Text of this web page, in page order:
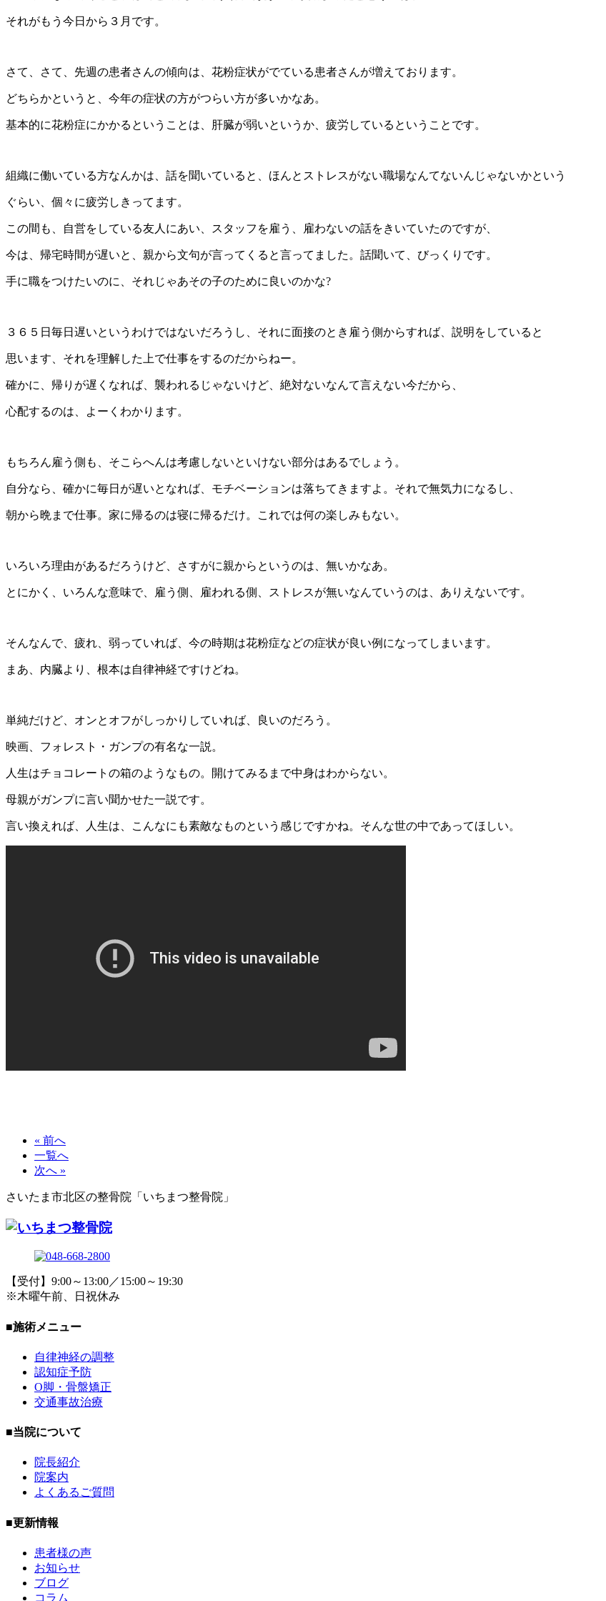
それがもう今日から３月です。
さて、さて、先週の患者さんの傾向は、花粉症状がでている患者さんが増えております。
どちらかというと、今年の症状の方がつらい方が多いかなあ。
基本的に花粉症にかかるということは、肝臓が弱いというか、疲労しているということです。
組織に働いている方なんかは、話を聞いていると、ほんとストレスがない職場なんてないんじゃないかという
ぐらい、個々に疲労しきってます。
この間も、自営をしている友人にあい、スタッフを雇う、雇わないの話をきいていたのですが、
今は、帰宅時間が遅いと、親から文句が言ってくると言ってました。話聞いて、びっくりです。
手に職をつけたいのに、それじゃあその子のために良いのかな?
３６５日毎日遅いというわけではないだろうし、それに面接のとき雇う側からすれば、説明をしていると
思います、それを理解した上で仕事をするのだからねー。
確かに、帰りが遅くなれば、襲われるじゃないけど、絶対ないなんて言えない今だから、
心配するのは、よーくわかります。
もちろん雇う側も、そこらへんは考慮しないといけない部分はあるでしょう。
自分なら、確かに毎日が遅いとなれば、モチベーションは落ちてきますよ。それで無気力になるし、
朝から晩まで仕事。家に帰るのは寝に帰るだけ。これでは何の楽しみもない。
いろいろ理由があるだろうけど、さすがに親からというのは、無いかなあ。
とにかく、いろんな意味で、雇う側、雇われる側、ストレスが無いなんていうのは、ありえないです。
そんなんで、疲れ、弱っていれば、今の時期は花粉症などの症状が良い例になってしまいます。
まあ、内臓より、根本は自律神経ですけどね。
単純だけど、オンとオフがしっかりしていれば、良いのだろう。
映画、フォレスト・ガンプの有名な一説。
人生はチョコレートの箱のようなもの。開けてみるまで中身はわからない。
母親がガンプに言い聞かせた一説です。
言い換えれば、人生は、こんなにも素敵なものという感じですかね。そんな世の中であってほしい。
« 前へ
一覧へ
次へ »
さいたま市北区の整骨院「いちまつ整骨院」
【受付】9:00～13:00／15:00～19:30
※木曜午前、日祝休み
■施術メニュー
自律神経の調整
認知症予防
O脚・骨盤矯正
交通事故治療
■当院について
院長紹介
院案内
よくあるご質問
■更新情報
患者様の声
お知らせ
ブログ
コラム